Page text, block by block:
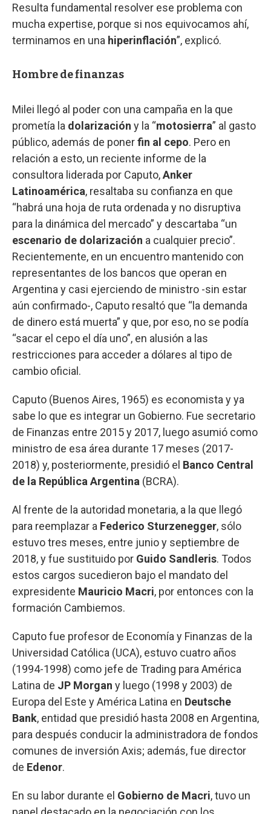
Resulta fundamental resolver ese problema con
mucha expertise, porque si nos equivocamos ahí,
terminamos en una hiperinflación”, explicó.
Hombre de finanzas
Milei llegó al poder con una campaña en la que
prometía la dolarización y la “motosierra” al gasto
público, además de ponerfin al cepo. Pero en
relación a esto, un reciente informe de la
consultora liderada por Caputo,Anker
Latinoamérica, resaltaba su confianza en que
“habrá una hoja de ruta ordenada y no disruptiva
para la dinámica del mercado” y descartaba “un
escenario de dolarización a cualquier precio”.
Recientemente, en un encuentro mantenido con
representantes de los bancos que operan en
Argentina y casi ejerciendo de ministro -sin estar
aún confirmado-, Caputo resaltó que “la demanda
de dinero está muerta” y que, por eso, no se podía
“sacar el cepo el día uno”, en alusión a las
restricciones para acceder a dólares al tipo de
cambio oficial.
Caputo (Buenos Aires, 1965) es economista y ya
sabe lo que es integrar un Gobierno. Fue secretario
de Finanzas entre 2015 y 2017, luego asumió como
ministro de esa área durante 17 meses (2017-
2018) y, posteriormente, presidió el Banco Central
de la República Argentina (BCRA).
Al frente de la autoridad monetaria, a la que llegó
para reemplazar a Federico Sturzenegger, sólo
estuvo tres meses, entre junio y septiembre de
2018, y fue sustituido por Guido Sandleris. Todos
estos cargos sucedieron bajo el mandato del
expresidente Mauricio Macri, por entonces con la
formación Cambiemos.
Caputo fue profesor de Economía y Finanzas de la
Universidad Católica (UCA), estuvo cuatro años
(1994-1998) como jefe de Trading para América
Latina de JP Morgan y luego (1998 y 2003) de
Europa del Este y América Latina en Deutsche
Bank, entidad que presidió hasta 2008 en Argentina,
para después conducir la administradora de fondos
comunes de inversión Axis; además, fue director
de Edenor.
En su labor durante el Gobierno de Macri, tuvo un